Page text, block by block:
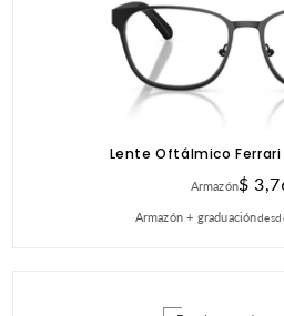
Lente Oftálmico Ferrari
Armazón$
Armazón + graduación